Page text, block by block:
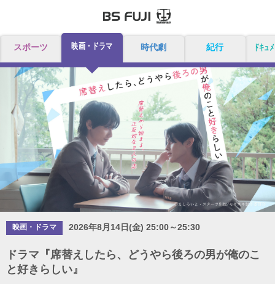
スポーツ 映画・ドラマ 時代劇 紀行 ドキュ
映画・ドラマ 2026年8月14日(金) 25:00～25:30
ドラマ『席替えしたら、どうやら後ろの男が俺のこ
と好きらしい』